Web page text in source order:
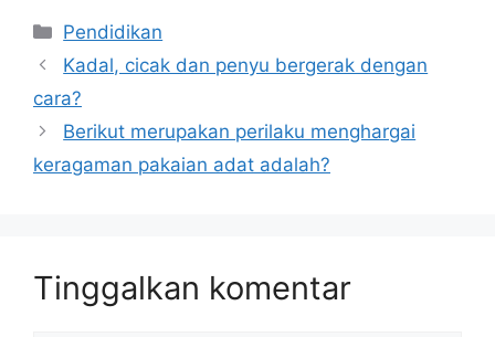
Kategori
Pendidikan
Kadal, cicak dan penyu bergerak dengan
cara?
Berikut merupakan perilaku menghargai
keragaman pakaian adat adalah?
Tinggalkan komentar